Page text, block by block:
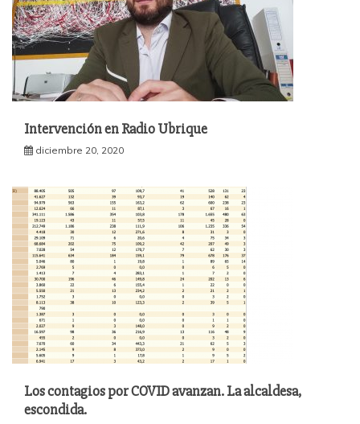
Intervención en Radio Ubrique
diciembre 20, 2020
Los contagios por COVID avanzan. La alcaldesa,
escondida.